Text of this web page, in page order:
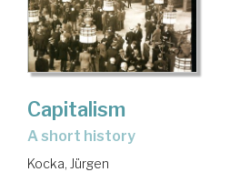
Capitalism
a short history
Kocka, Jürgen